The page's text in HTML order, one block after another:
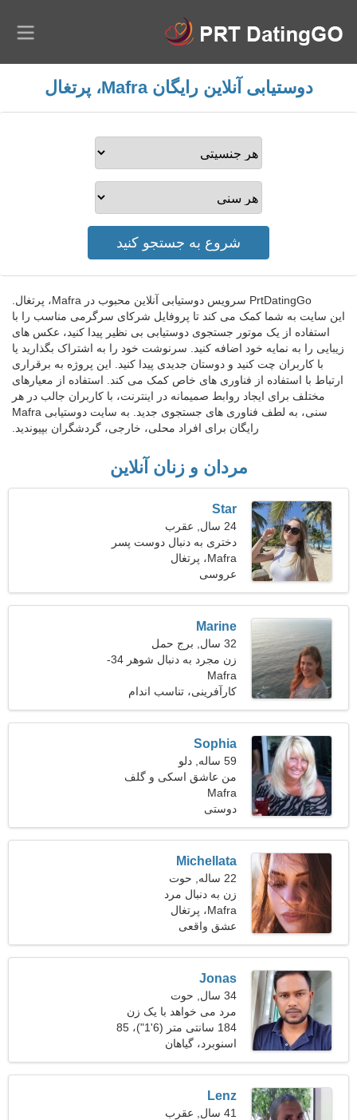
دوستیابی آنلاین رایگان Mafra، پرتغال
PrtDatingGo سرویس دوستیابی آنلاین محبوب در Mafra، پرتغال.
این سایت به شما کمک می کند تا پروفایل شرکای سرگرمی مناسب را با
استفاده از یک موتور جستجوی دوستیابی بی نظیر پیدا کنید، عکس های
زیبایی را به نمایه خود اضافه کنید. سرنوشت خود را به اشتراک بگذارید یا
با کاربران چت کنید و دوستان جدیدی پیدا کنید. این پروژه به برقراری
ارتباط با استفاده از فناوری های خاص کمک می کند. استفاده از معیارهای
مختلف برای ایجاد روابط صمیمانه در اینترنت، با کاربران جالب در هر
سنی، به لطف فناوری های جستجوی جدید. به سایت دوستیابی Mafra
رایگان برای افراد محلی، خارجی، گردشگران بپیوندید.
مردان و زنان آنلاین
Star
24 سال, عقرب
دختری به دنبال دوست پسر
Mafra، پرتغال
عروسی
Marine
32 سال, برج حمل
زن مجرد به دنبال شوهر 34-
43
Mafra
کارآفرینی، تناسب اندام
Sophia
59 ساله, دلو
من عاشق اسکی و گلف
هستم
Mafra
دوستی
Michellata
22 ساله, حوت
زن به دنبال مرد
Mafra، پرتغال
عشق واقعی
Jonas
34 سال, حوت
مرد می خواهد با یک زن
ملاقات کند 26-30
184 سانتی متر (6'1")، 85
کیلوگرم (187 پوند)
اسنوبرد، گیاهان
Lenz
41 سال, عقرب